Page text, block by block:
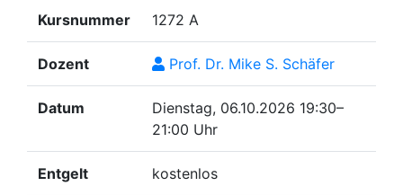
Kursnummer 1272 A
Dozent Prof. Dr. Mike S. Schäfer
Datum Dienstag, 06.10.2026 19:30–
21:00 Uhr
Entgelt kostenlos